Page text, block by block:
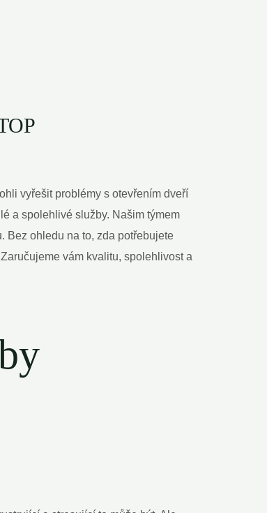
vyřešit problémy s otevřením dveří
a spolehlivé služby. Našim týmem
Bez ohledu na to, zda potřebujete
vám kvalitu, spolehlivost a